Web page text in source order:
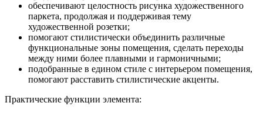
обеспечивают целостность рисунка художественного
паркета, продолжая и поддерживая тему
художественной розетки;
помогают стилистически объединить различные
функциональные зоны помещения, сделать переходы
между ними более плавными и гармоничными;
подобранные в едином стиле с интерьером помещения,
помогают расставить стилистические акценты.
Практические функции элемента: